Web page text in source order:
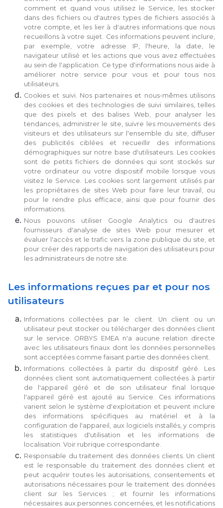
comment et quand vous utilisez le Service, les stocker
dans des fichiers ou d'autres types de fichiers associés à
votre compte, et les lier à d'autres informations que nous
recueillons à votre sujet. Ces informations peuvent inclure,
par exemple, votre adresse IP, l'heure, la date, le
navigateur utilisé et les actions que vous avez effectuées
au sein de l'application. Ce type d'informations nous aide à
améliorer notre service pour vous et pour tous nos
utilisateurs.
Cookies et suivi. Nos partenaires et nous-mêmes utilisons
des cookies et des technologies de suivi similaires, telles
que des pixels et des balises Web, pour analyser les
tendances, administrer le site, suivre les mouvements des
visiteurs et des utilisateurs sur l'ensemble du site, diffuser
des publicités ciblées et recueillir des informations
démographiques sur notre base d'utilisateurs. Les cookies
sont de petits fichiers de données qui sont stockés sur
votre ordinateur ou votre dispositif mobile lorsque vous
visitez le Service. Les cookies sont largement utilisés par
les propriétaires de sites Web pour faire leur travail, ou
pour le rendre plus efficace, ainsi que pour fournir des
informations.
Nous pouvons utiliser Google Analytics ou d'autres
fournisseurs d'analyse de sites Web pour mesurer et
évaluer l'accès et le trafic vers la zone publique du site, et
pour créer des rapports de navigation des utilisateurs pour
les administrateurs de notre site.
Les informations reçues par et pour nos
utilisateurs
Informations collectées par le client. Un client ou un
utilisateur peut stocker ou télécharger des données client
sur le service. ORBYS EMEA n'a aucune relation directe
avec les utilisateurs finaux dont les données personnelles
sont acceptées comme faisant partie des données client.
Informations collectées à partir du dispositif géré. Les
données client sont automatiquement collectées à partir
de l'appareil géré et de son utilisateur final lorsque
l'appareil géré est ajouté au Service. Ces informations
varient selon le système d'exploitation et peuvent inclure
des informations spécifiques au matériel et à la
configuration de l'appareil, aux logiciels installés, y compris
les statistiques d'utilisation et les informations de
localisation. Voir rubrique correspondante.
Responsable du traitement des données clients. Un client
est le responsable du traitement des données client et
peut acquérir toutes les autorisations, consentements et
autorisations nécessaires pour le traitement des données
client sur les Services ; et fournir les informations
nécessaires aux personnes concernées, et les notifications